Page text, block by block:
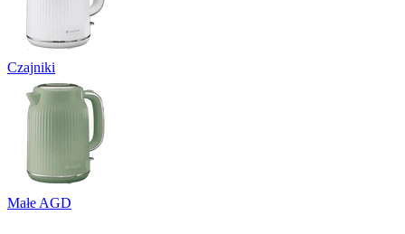
Czajniki
Małe AGD